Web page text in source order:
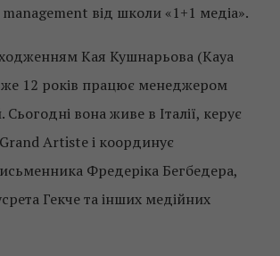
від школи «1+1 медіа».
Кая Кушнарьова (Kaya
12 років працює менеджером
вона живе в Італії, керує
Artiste і координує
Фредеріка Бегбедера,
Гекче та інших медійних